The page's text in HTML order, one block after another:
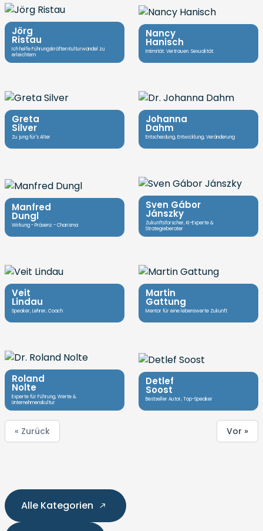
Jörg
Ristau
Ich helfe Führungskräften Kulturwandel zu
erleichtern
Nancy
Hanisch
Intimität. Vertrauen. Sexualität.
Greta
Silver
Zu jung für's Alter
Johanna
Dahm
Entscheidung, Entwicklung, Veränderung
Manfred
Dungl
Wirkung - Präsenz - Charisma
Sven Gábor
Jánszky
Zukunftsforscher, KI-Experte &
Strategieberater
Veit
Lindau
Speaker, Lehrer, Coach
Martin
Gattung
Mentor für eine lebenswerte Zukunft
Roland
Nolte
Experte für Führung, Werte &
Unternehmenskultur
Detlef
Soost
Bestseller Autor, Top-Speaker
« Zurück Vor »
Alle Kategorien